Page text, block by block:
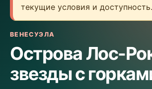
текущие условия и доступность.
ВЕНЕСУЭЛА
Острова Лос-
звезды с